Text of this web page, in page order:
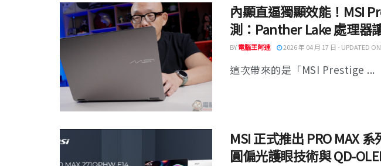
內顯直逼獨顯效能！MSI
測：Panther Lake 處理器
BY電腦王阿達 2026 年 04 月 17 日 - UPDATED
這次帶來的是「MSI Prestige ...
MSI 正式推出 PRO MAX
圓偏光護眼技術與 QD-